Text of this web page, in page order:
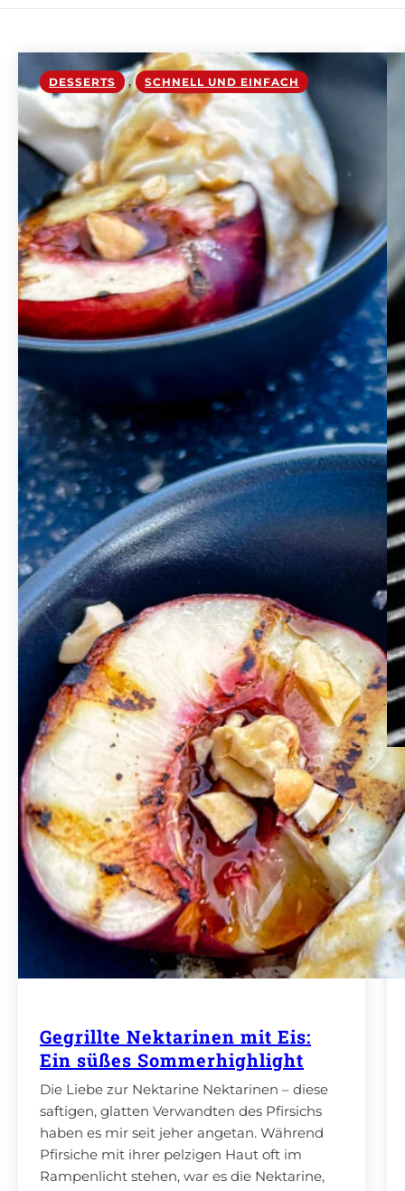
DESSERTS , SCHNELL UND EINFACH
Gegrillte Nektarinen mit Eis:
Ein süßes Sommerhighlight
Die Liebe zur Nektarine Nektarinen – diese
saftigen, glatten Verwandten des Pfirsichs
haben es mir seit jeher angetan. Während
Pfirsiche mit ihrer pelzigen Haut oft im
Rampenlicht stehen, war es die Nektarine,